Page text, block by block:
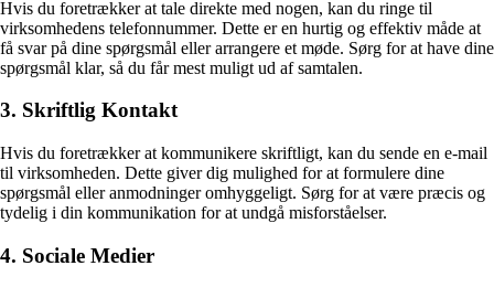
Hvis du foretrækker at tale direkte med nogen, kan du ringe til
virksomhedens telefonnummer. Dette er en hurtig og effektiv måde at
få svar på dine spørgsmål eller arrangere et møde. Sørg for at have dine
spørgsmål klar, så du får mest muligt ud af samtalen.
3. Skriftlig Kontakt
Hvis du foretrækker at kommunikere skriftligt, kan du sende en e-mail
til virksomheden. Dette giver dig mulighed for at formulere dine
spørgsmål eller anmodninger omhyggeligt. Sørg for at være præcis og
tydelig i din kommunikation for at undgå misforståelser.
4. Sociale Medier